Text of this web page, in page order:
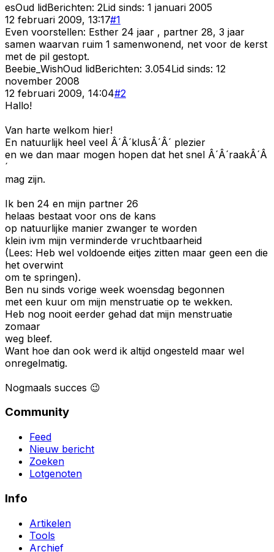
esOud lidBerichten: 2Lid sinds: 1 januari 2005
12 februari 2009, 13:17#1
Even voorstellen: Esther 24 jaar , partner 28, 3 jaar
samen waarvan ruim 1 samenwonend, net voor de kerst
met de pil gestopt.
Beebie_WishOud lidBerichten: 3.054Lid sinds: 12
november 2008
12 februari 2009, 14:04#2
Hallo!
Van harte welkom hier!
En natuurlijk heel veel Â´Â´klusÂ´Â´ plezier
en we dan maar mogen hopen dat het snel Â´Â´raakÂ´Â
´
mag zijn.
Ik ben 24 en mijn partner 26
helaas bestaat voor ons de kans
op natuurlijke manier zwanger te worden
klein ivm mijn verminderde vruchtbaarheid
(Lees: Heb wel voldoende eitjes zitten maar geen een die
het overwint
om te springen).
Ben nu sinds vorige week woensdag begonnen
met een kuur om mijn menstruatie op te wekken.
Heb nog nooit eerder gehad dat mijn menstruatie
zomaar
weg bleef.
Want hoe dan ook werd ik altijd ongesteld maar wel
onregelmatig.
Nogmaals succes 😉
Community
Feed
Nieuw bericht
Zoeken
Lotgenoten
Info
Artikelen
Tools
Archief